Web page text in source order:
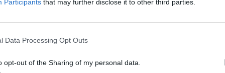
Participants that may further disclose it to other third parties.
Data Processing Opt Outs
opt-out of the Sharing of my personal data.